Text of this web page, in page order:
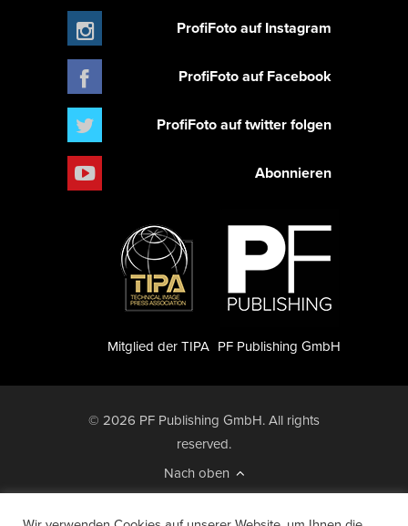
ProfiFoto auf Instagram
ProfiFoto auf Facebook
ProfiFoto auf twitter folgen
Abonnieren
PF Publishing GmbH
Mitglied der TIPA
© 2026 PF Publishing GmbH. All rights
reserved.
Nach oben